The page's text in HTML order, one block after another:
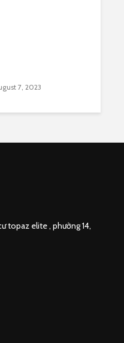
7, 2023
topaz elite , phường 14,